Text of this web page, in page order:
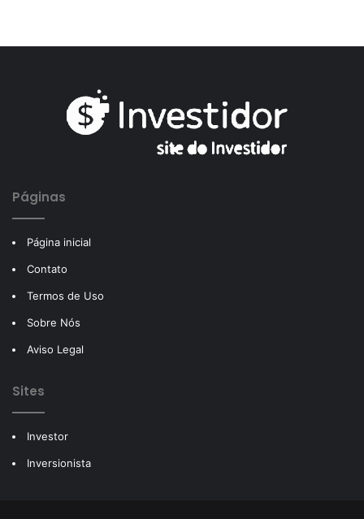
Páginas
Página inicial
Contato
Termos de Uso
Sobre Nós
Aviso Legal
Sites
Investor
Inversionista